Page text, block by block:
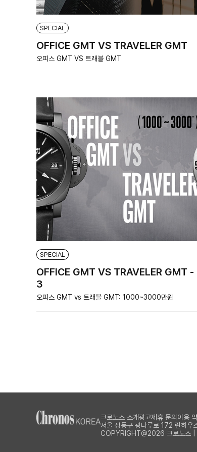
SPECIAL
OFFICE GMT VS TRAVELER GMT
오피스 GMT VS 트래블 GMT
SPECIAL
OFFICE GMT VS TRAVELER GMT -
3
오피스 GMT vs 트래블 GMT: 1000~3000만원
크로노스 소개광고제휴 문의 이용
서울 성동구 광나루로 172 린하우
COPYRIGHT@2026 크로노